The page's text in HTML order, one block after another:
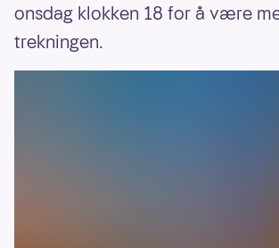
onsdag klokken 18 for å være
trekningen.